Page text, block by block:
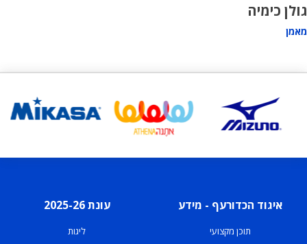
גולן כימיה
מאמן
איגוד הכדורעף - מידע
תוכן מקצועי
עונת 2025-26
ליגות